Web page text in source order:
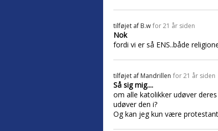
tilføjet af B.w for 21 år siden
Nok
fordi vi er så ENS..både
tilføjet af Mandrillen for 21 år siden
Så sig mig....
om alle katolikker udøver
udøver den i?
Og kan jeg kun være